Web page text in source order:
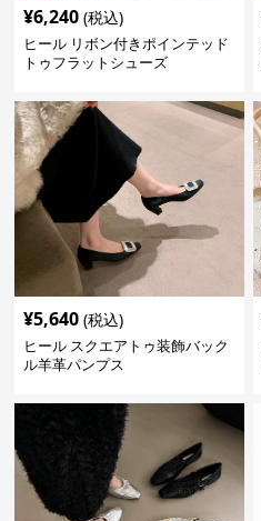
¥6,240 (税込)
ヒール リボン付きポインテッド
トゥフラットシューズ
¥5,640 (税込)
ヒール スクエアトゥ装飾バック
ル羊革パンプス